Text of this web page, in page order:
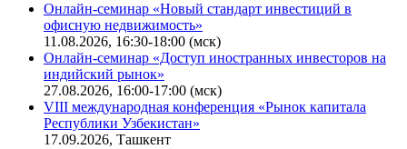
Онлайн-семинар «Новый стандарт инвестиций в
офисную недвижимость»
11.08.2026, 16:30-18:00 (мск)
Онлайн-семинар «Доступ иностранных инвесторов на
индийский рынок»
27.08.2026, 16:00-17:00 (мск)
VIII международная конференция «Рынок капитала
Республики Узбекистан»
17.09.2026, Ташкент